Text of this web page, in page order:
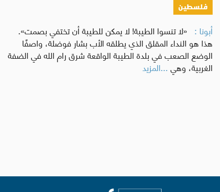
فلسطين
أبونا : «لا تنسوا الطيبة! لا يمكن للطيبة أن تختفي بصمت».
هذا هو النداء المقلق الذي يطلقه الأب بشار فوضلة، واصفًا
الوضع الصعب في بلدة الطيبة الواقعة شرق رام الله في الضفة
الغربية، وهي...المزيد